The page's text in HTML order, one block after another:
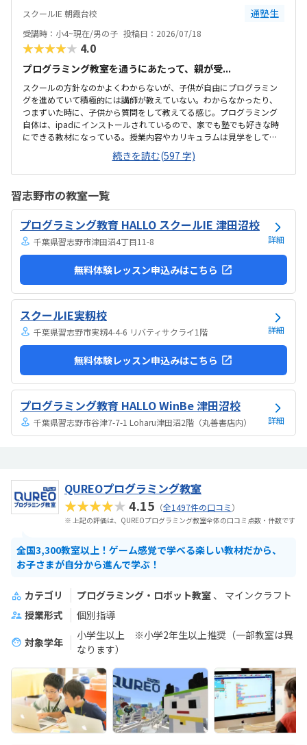
スクールIE 朝霞台校 通塾生
受講時：小4~現在/男の子 投稿日：2026/07/18
★★★★★ 4.0
プログラミング教室を通うにあたって、親が受...
スクールの方針なのかよくわからないが、子供が自由にプログラミン
グを進めていて積極的には講師が教えていない。わからなかったり、
つまずいた時に、子供から質問をして教えてる感じ。プログラミング
自体は、ipadにインストールされているので、家でも塾でも好きな時
にできる教材になっている。授業内容やカリキュラムは見学をしてい
ないので子供の話だが、積極的に講師が教えていないみたい。月1回は
プログラミングで作ったものを発表すると聞いていたが、実施してな
いみたい。駅からは徒歩ですぐ来れる距離で、一本道だから迷うこと
は路上駐車になります。駐輪スペースはあるので子供一人でも近い人
なら行けると思います。奥の方まで覗いたことはないので詳しくはわ
からないが、入り口や教室の内装は奇麗だと思います。気軽に入りや
すい感じがします。ひとそれぞれになってしまい...
続きを読む(597 字)
習志野市の教室一覧
プログラミング教育 HALLO スクールIE 津田沼校
千葉県習志野市津田沼4丁目11-8 詳細
無料体験レッスン申込みはこちら
スクールIE実籾校
千葉県習志野市実籾4-4-6 リバティサクライ1階 詳細
無料体験レッスン申込みはこちら
プログラミング教育 HALLO WinBe 津田沼校
千葉県習志野市谷津7-7-1 Loharu津田沼2階（丸善書店内） 詳細
QUREOプログラミング教室
★★★★★4.15 （全1497件の口コミ）
※ 上記の評価は、QUREOプログラミング教室全体の口コミ点数・件数です
全国3,300教室以上！ゲーム感覚で学べる楽しい教材だから、
お子さまが自分から進んで学ぶ！
カテゴリ プログラミング・ロボット教室
マインクラフト
授業形式
個別指導
対象学年
小学生以上 ※小学2年生以上推奨（一部教室は異
なります）